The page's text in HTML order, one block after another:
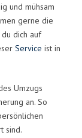
und mühsam
gerne die
dich auf
Service ist in
Umzugs
an. So
sind.